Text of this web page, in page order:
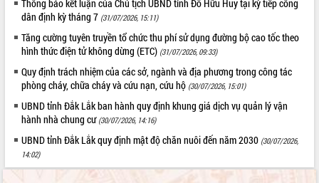
Thứ trưởng Bộ Nông nghiệp và Môi
trường Nguyễn Hoàng Hiệp khảo sát
vùng trồng và doanh nghiệp đóng gói
Trình diễn nghệ thuật chế biến các
món ăn từ sầu riêng
Đắk Lắk công bố Quy hoạch và xúc
tiến đầu tư tỉnh
Ngành cá ngừ Đắk Lắk chủ động thích
ứng để giữ vững thị trường xuất khẩu
Diễn đàn Kinh tế tư nhân Việt Nam đột
Thông báo kết luận của Chủ tịch UBND tỉnh Đỗ Hữu Huy tại kỳ tiếp công
dân định kỳ tháng 7 (31/07/2026, 15:11)
Tăng cường tuyên truyền tổ chức thu phí sử dụng đường bộ cao tốc theo
hình thức điện tử không dừng (ETC) (31/07/2026, 09:33)
Quy định trách nhiệm của các sở, ngành và địa phương trong công tác
phòng cháy, chữa cháy và cứu nạn, cứu hộ (30/07/2026, 15:01)
UBND tỉnh Đắk Lắk ban hành quy định khung giá dịch vụ quản lý vận
hành nhà chung cư (30/07/2026, 14:16)
UBND tỉnh Đắk Lắk quy định mật độ chăn nuôi đến năm 2030 (30/07/2026,
14:02)